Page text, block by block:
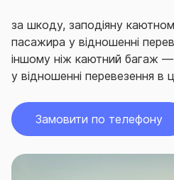
за шкоду, заподіяну
пасажира у відношенні
іншому ніж каютний багаж
у відношенні перевезення в
Замовити по телефону